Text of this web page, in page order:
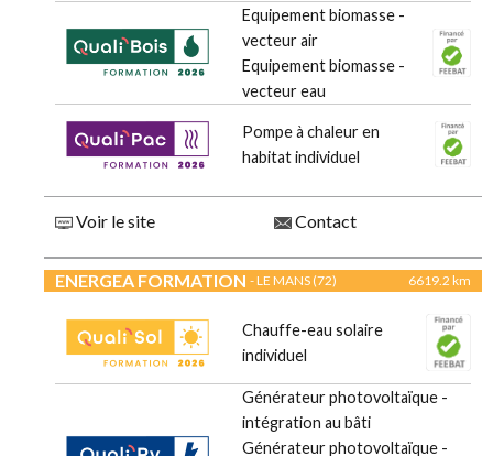
Equipement biomasse -
vecteur air
Equipement biomasse -
vecteur eau
Pompe à chaleur en
habitat individuel
Voir le site Contact
ENERGEA FORMATION - LE MANS (72) 6619.2 km
Chauffe-eau solaire
individuel
Générateur photovoltaïque -
intégration au bâti
Générateur photovoltaïque -